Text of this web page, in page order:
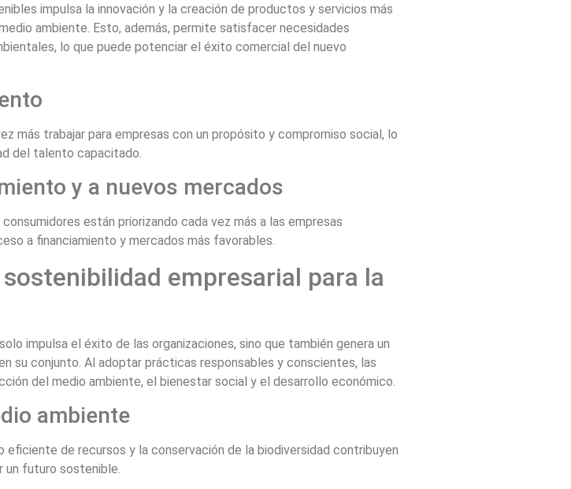
impulsa la innovación y la creación de productos y servicios más
ambiente. Esto, además, permite satisfacer necesidades
lo que puede potenciar el éxito comercial del nuevo
más trabajar para empresas con un propósito y compromiso social, lo
del talento capacitado.
y a nuevos mercados
están priorizando cada vez más a las empresas
a financiamiento y mercados más favorables.
empresarial para la
impulsa el éxito de las organizaciones, sino que también genera un
su conjunto. Al adoptar prácticas responsables y conscientes, las
del medio ambiente, el bienestar social y el desarrollo económico.
ambiente
eficiente de recursos y la conservación de la biodiversidad contribuyen
un futuro sostenible.